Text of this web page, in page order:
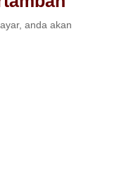
anda akan